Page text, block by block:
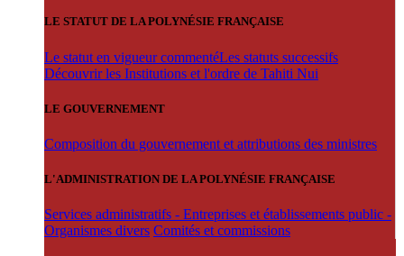
LE STATUT DE LA POLYNÉSIE FRANÇAISE
Le statut en vigueur commentéLes statuts successifs
Découvrir les Institutions et l'ordre de Tahiti Nui
LE GOUVERNEMENT
Composition du gouvernement et attributions des ministres
L'ADMINISTRATION DE LA POLYNÉSIE FRANÇAISE
Services administratifs - Entreprises et établissements public -
Organismes divers Comités et commissions